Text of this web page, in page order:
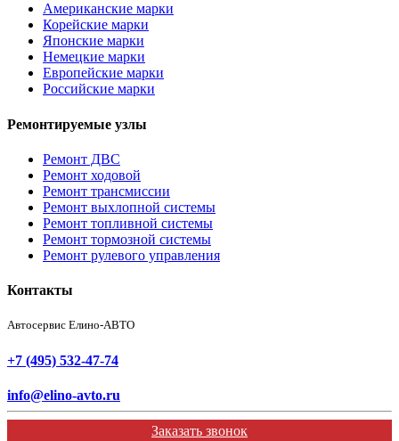
Американские марки
Корейские марки
Японские марки
Немецкие марки
Европейские марки
Российские марки
Ремонтируемые узлы
Ремонт ДВС
Ремонт ходовой
Ремонт трансмиссии
Ремонт выхлопной системы
Ремонт топливной системы
Ремонт тормозной системы
Ремонт рулевого управления
Контакты
Автосервис Елино-АВТО
+7 (495) 532-47-74
info@elino-avto.ru
Заказать звонок